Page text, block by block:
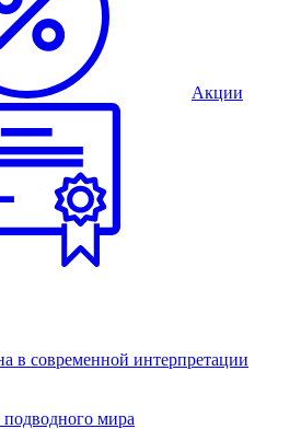
Акции
в современной интерпретации
мира